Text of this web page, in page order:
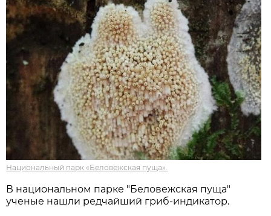
Национальный парк «Беловежская пуща».
В национальном парке "Беловежская пуща"
ученые нашли редчайший гриб-индикатор.